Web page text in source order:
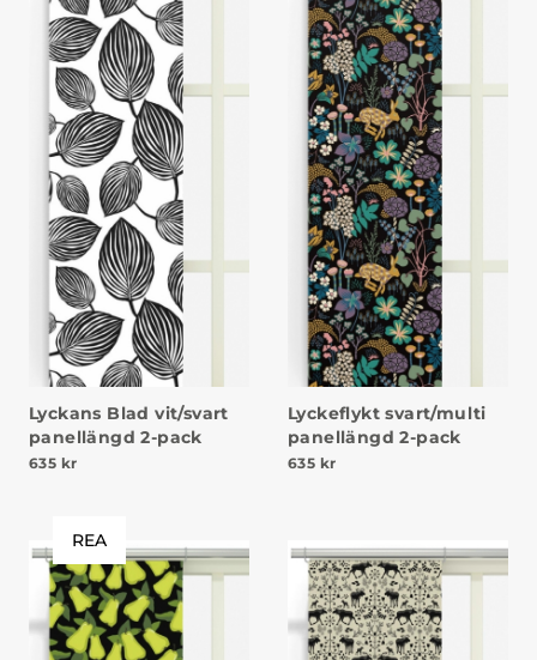
Lyckans Blad vit/svart
panellängd 2-pack
635 kr
Lyckeflykt svart/multi
panellängd 2-pack
635 kr
REA